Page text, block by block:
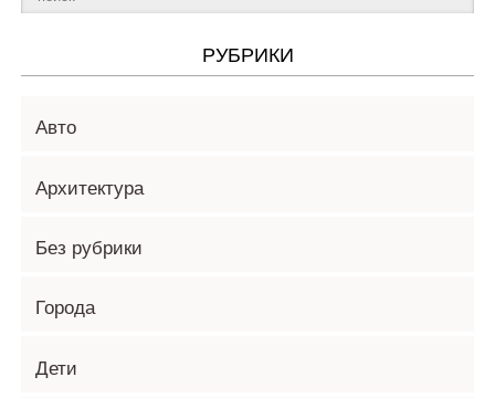
РУБРИКИ
Авто
Архитектура
Без рубрики
Города
Дети